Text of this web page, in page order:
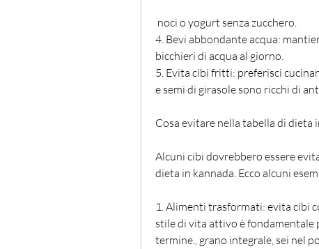
noci o yogurt senza zucchero.
4. Bevi abbondante acqua:
bicchieri di acqua al giorno.
5. Evita cibi fritti: preferisci
e semi di girasole sono ricchi di
Cosa evitare nella tabella di dieta
Alcuni cibi dovrebbero essere
dieta in kannada. Ecco alcuni
1. Alimenti trasformati: evita cibi
stile di vita attivo è fondamentale
termine., grano integrale, sei nel